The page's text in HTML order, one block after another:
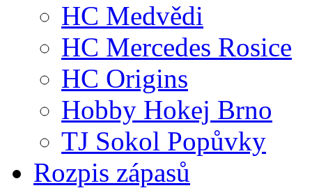
HC Medvědi
HC Mercedes Rosice
HC Origins
Hobby Hokej Brno
TJ Sokol Popůvky
Rozpis zápasů